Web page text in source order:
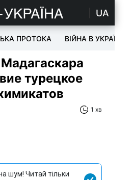
UA
ПРОТОКА ВІЙНА В УКРАЇНІ
турецкое
1 хв
шум! Читай тільки